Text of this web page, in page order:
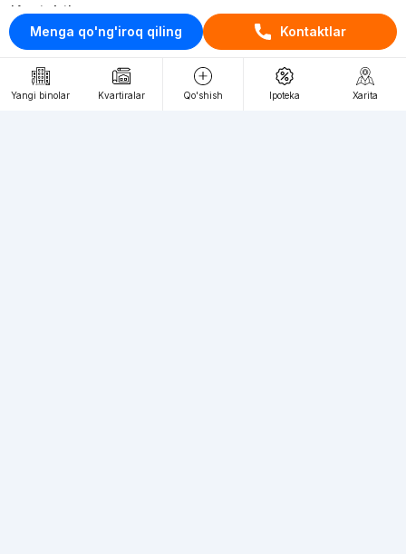
Menga qo'ng'iroq qiling Kontaktlar
Yangi binolar Kvartiralar Qo'shish Ipoteka Xarita
Kontaktlar
loyiha haqida
Webnow © loyihasi